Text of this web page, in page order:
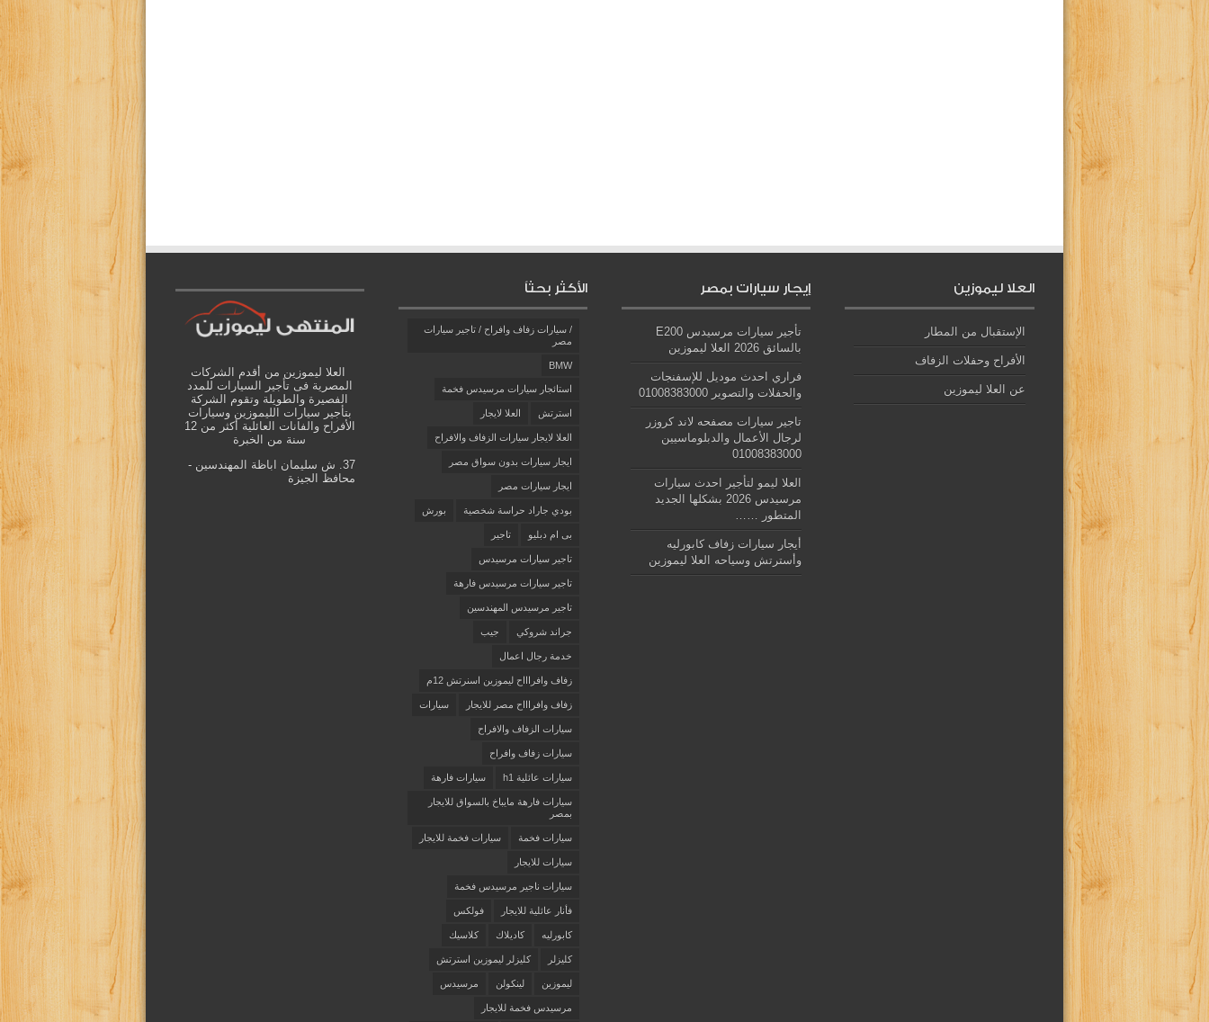
العلا ليموزين
الإستقبال من المطار
الأفراح وحفلات الزفاف
عن العلا ليموزين
إيجار سيارات بمصر
تأجير سيارات مرسيدس E200
بالسائق 2026 العلا ليموزين
فراري احدث موديل للإسفنجات
والحفلات والتصوير 01008383000
تاجير سيارات مصفحه لاند كروزر
لرجال الأعمال والدبلوماسيين
01008383000
العلا ليمو لتأجير احدث سيارات
مرسيدس 2026 بشكلها الجديد
المتطور ……
أيجار سيارات زفاف كابورليه
وأسترتش وسياحه العلا ليموزين
الأكثر بحثاً
/ سيارات زفاف وافراح / تاجير سيارات
مصر
BMW
استائجار سيارات مرسيدس فخمة
استرتش العلا لايجار
العلا لايجار سيارات الزفاف والافراح
ايجار سيارات بدون سواق مصر
ايجار سيارات مصر
بودي جاراد حراسة شخصية بورش
بى ام دبليو تاجير
تاجير سيارات مرسيدس
تاجير سيارات مرسيدس فارهة
تاجير مرسيدس المهندسين
جراند شروكي جيب
خدمة رجال اعمال
زفاف وافراااح ليموزين اسنرتش 12م
زفاف وافراااح مصر للايجار سيارات
سيارات الزفاف والافراح
سيارات زفاف وافراح
سيارات عائلية h1 سيارات فارهة
سيارات فارهة مايباخ بالسواق للايجار
بمصر
سيارات فخمة سيارات فخمة للايجار
سيارات للايجار
سيارات ناجير مرسيدس فخمة
فأنار عائلية للايجار فولكس
كابورليه كاديلاك كلاسيك
كليزلر كليزلر ليموزين استرتش
ليموزين لينكولن مرسيدس
مرسيدس فخمة للايجار
العلا ليموزين من أقدم الشركات
المصرية فى تأجير السيارات للمدد
الفصيرة والطويلة وتقوم الشركة
بتأجير سيارات الليموزين وسيارات
الأفراح والفانات العائلية أكثر من 12
سنة من الخبرة
37. ش سليمان اباظة المهندسين -
محافظ الجيزة